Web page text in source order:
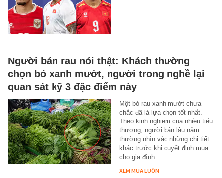
Người bán rau nói thật: Khách thường
chọn bó xanh mướt, người trong nghề lại
quan sát kỹ 3 đặc điểm này
Một bó rau xanh mướt chưa
chắc đã là lựa chọn tốt nhất.
Theo kinh nghiệm của nhiều tiểu
thương, người bán lâu năm
thường nhìn vào những chi tiết
khác trước khi quyết định mua
cho gia đình.
XEM MUA LUÔN -